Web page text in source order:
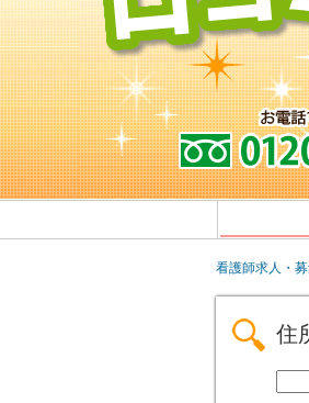
看護師求人・
住